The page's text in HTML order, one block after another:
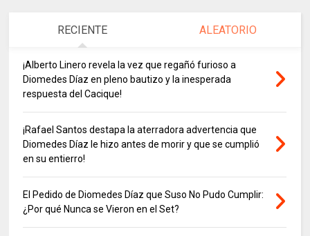
RECIENTE ALEATORIO
¡Alberto Linero revela la vez que regañó furioso a
Diomedes Díaz en pleno bautizo y la inesperada
respuesta del Cacique!
¡Rafael Santos destapa la aterradora advertencia que
Diomedes Díaz le hizo antes de morir y que se cumplió
en su entierro!
El Pedido de Diomedes Díaz que Suso No Pudo Cumplir:
¿Por qué Nunca se Vieron en el Set?